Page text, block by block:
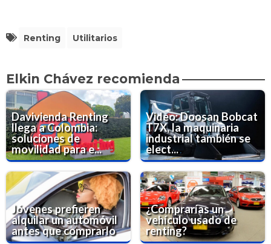
Renting Utilitarios
Elkin Chávez recomienda
Davivienda Renting
llega a Colombia:
soluciones de
movilidad para e...
Video: Doosan Bobcat
T7X, la maquinaria
industrial también se
elect...
Jóvenes prefieren
alquilar un automóvil
antes que comprarlo
¿Comprarías un
vehículo usado de
renting?